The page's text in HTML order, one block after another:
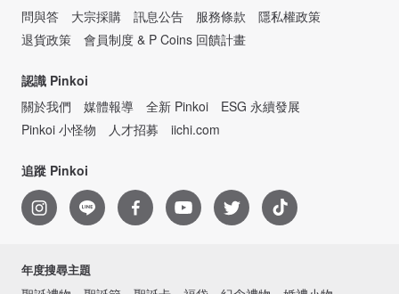
問與答
大宗採購 訊息公告 服務條款
隱私權政策
退貨政策
會員制度 & P Coins 回饋計畫
認識 Pinkoi
關於我們
媒體報導 全新 Pinkoi
ESG 永續發展
Pinkoi 小怪物
人才招募 iichi.com
追蹤 Pinkoi
年度搜尋主題